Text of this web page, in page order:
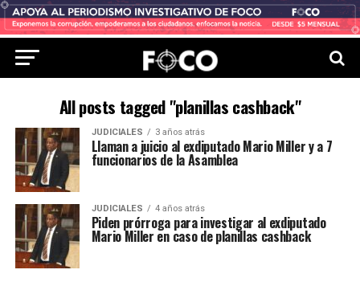
All posts tagged "planillas cashback"
JUDICIALES 3 años atrás
Llaman a juicio al exdiputado Mario Miller y a 7
funcionarios de la Asamblea
JUDICIALES 4 años atrás
Piden prórroga para investigar al exdiputado
Mario Miller en caso de planillas cashback